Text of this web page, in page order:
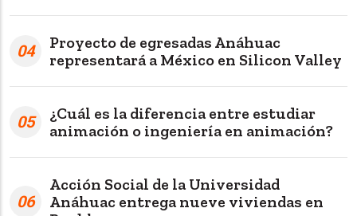
04
Proyecto de egresadas Anáhuac
representará a México en Silicon Valley
05
¿Cuál es la diferencia entre estudiar
animación o ingeniería en animación?
06
Acción Social de la Universidad
Anáhuac entrega nueve viviendas en